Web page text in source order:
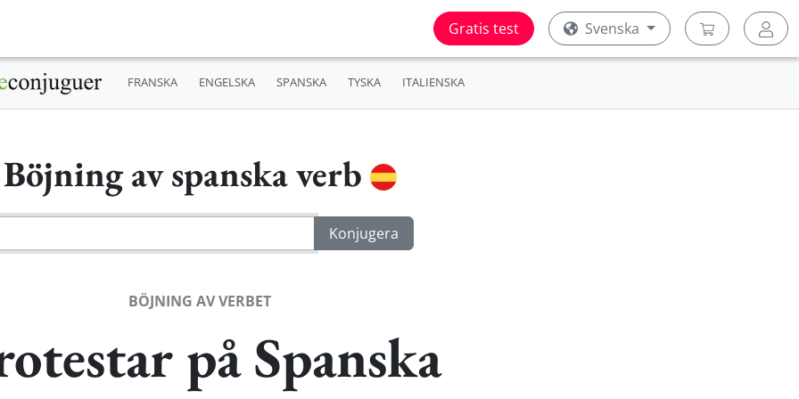
Gratis test Svenska
FRANSKA ENGELSKA SPANSKA TYSKA ITALIENSKA
Böjning av spanska verb
BÖJNING AV VERBET
på Spanska